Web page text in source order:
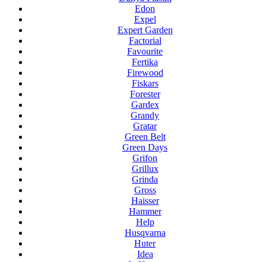
Edon
Expel
Expert Garden
Factorial
Favourite
Fertika
Firewood
Fiskars
Forester
Gardex
Grandy
Gratar
Green Belt
Green Days
Grifon
Grillux
Grinda
Gross
Haisser
Hammer
Help
Husqvarna
Huter
Idea